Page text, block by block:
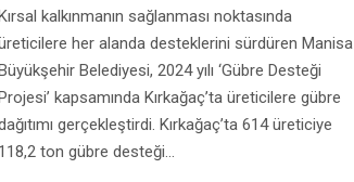
kalkınmanın sağlanması noktasında
her alanda desteklerini sürdüren Manisa
Belediyesi, 2024 yılı ‘Gübre Desteği
kapsamında Kırkağaç’ta üreticilere gübre
gerçekleştirdi. Kırkağaç’ta 614 üreticiye
118,2 ton gübre desteği…